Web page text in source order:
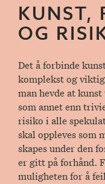
KUNST,
OG
Det å forbinde
komplekst og
man hevde at
som annet enn
risiko i alle
skal oppleves som
skapes under den
er gitt på forhånd.
muligheten for å